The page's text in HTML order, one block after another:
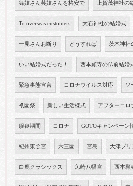
舞妓さん芸妓さんを格安で 上賀茂神社の
To overseas customers 大石神社の結婚式
一見さんお断り どうすれば 茨木神社
いい結婚式だった！ 西本願寺の仏前結婚
緊急事態宣言 コロナウイルス対応 ソ
祇園祭 新しい生活様式 アフターコロ
服喪期間 コロナ GOTOキャンペーン
紀州東照宮 六三園 宮島 大津プ
白鹿クラシックス 魚崎八幡宮 西本願